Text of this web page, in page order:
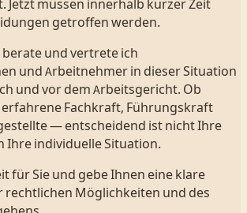
Jetzt müssen innerhalb kurzer Zeit
getroffen werden.
berate und vertrete ich
und Arbeitnehmer in dieser Situation
und vor dem Arbeitsgericht. Ob
Fachkraft, Führungskraft
— entscheidend ist nicht Ihre
Ihre individuelle Situation.
für Sie und gebe Ihnen eine klare
rechtlichen Möglichkeiten und des